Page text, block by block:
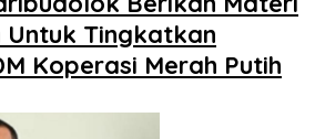
Untuk Tingkatkan
Koperasi Merah Putih